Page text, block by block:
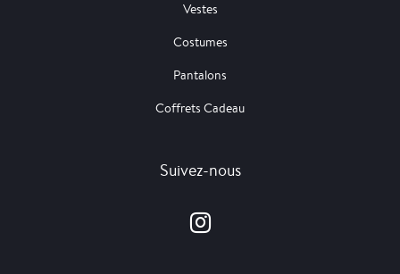
Vestes
Costumes
Pantalons
Coffrets Cadeau
Suivez-nous